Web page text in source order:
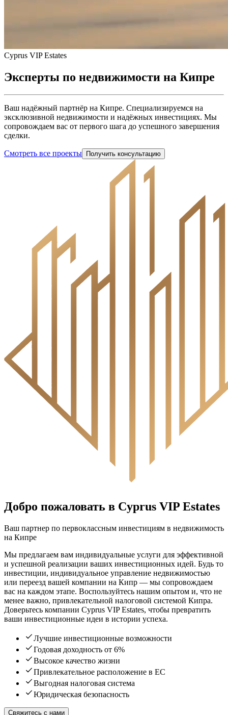
Cyprus VIP Estates
Эксперты по недвижимости на Кипре
Ваш надёжный партнёр на Кипре. Специализируемся на
эксклюзивной недвижимости и надёжных инвестициях. Мы
сопровождаем вас от первого шага до успешного завершения
сделки.
Смотреть все проекты Получить консультацию
Добро пожаловать в Cyprus VIP Estates
Ваш партнер по первоклассным инвестициям в недвижимость
на Кипре
Мы предлагаем вам индивидуальные услуги для эффективной
и успешной реализации ваших инвестиционных идей. Будь то
инвестиции, индивидуальное управление недвижимостью
или переезд вашей компании на Кипр — мы сопровождаем
вас на каждом этапе. Воспользуйтесь нашим опытом и, что не
менее важно, привлекательной налоговой системой Кипра.
Доверьтесь компании Cyprus VIP Estates, чтобы превратить
ваши инвестиционные идеи в истории успеха.
Лучшие инвестиционные возможности
Годовая доходность от 6%
Высокое качество жизни
Привлекательное расположение в ЕС
Выгодная налоговая система
Юридическая безопасность
Свяжитесь с нами